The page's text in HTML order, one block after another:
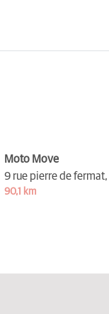
Moto Move
9 rue pierre de fermat,
90,1 km